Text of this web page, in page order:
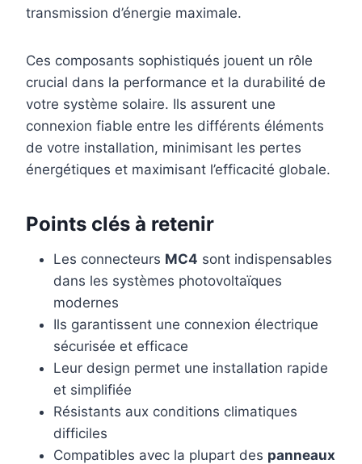
transmission d’énergie maximale.
Ces composants sophistiqués jouent un rôle
crucial dans la performance et la durabilité de
votre système solaire. Ils assurent une
connexion fiable entre les différents éléments
de votre installation, minimisant les pertes
énergétiques et maximisant l’efficacité globale.
Points clés à retenir
Les connecteurs MC4 sont indispensables
dans les systèmes photovoltaïques
modernes
Ils garantissent une connexion électrique
sécurisée et efficace
Leur design permet une installation rapide
et simplifiée
Résistants aux conditions climatiques
difficiles
Compatibles avec la plupart des panneaux